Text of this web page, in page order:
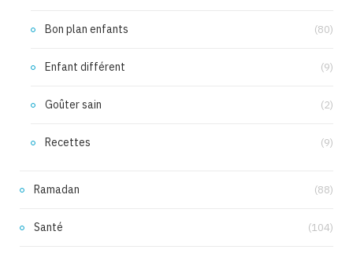
Bon plan enfants (80)
Enfant différent (9)
Goûter sain (2)
Recettes (9)
Ramadan (88)
Santé (104)